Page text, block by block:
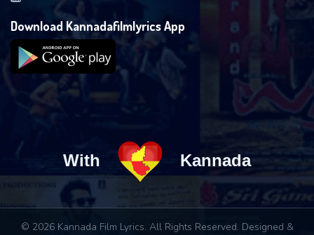
Download Kannadafilmlyrics App
With Kannada
© 2026 Kannada Film Lyrics. All Rights Reserved. Designed &